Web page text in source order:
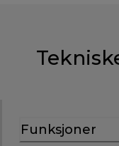
Funksjoner